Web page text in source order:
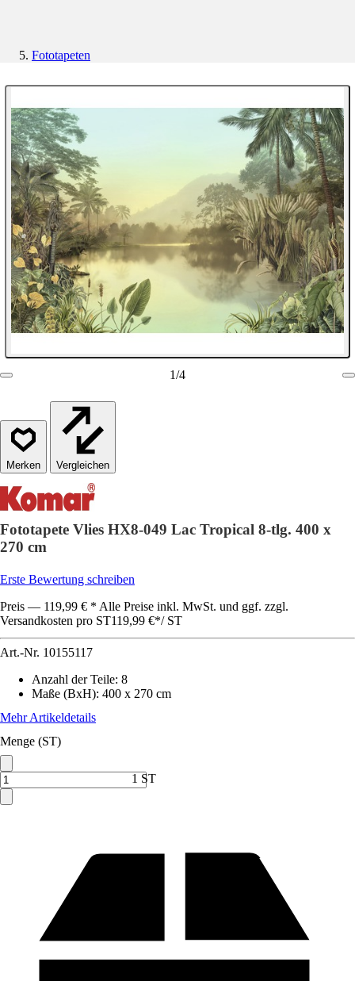
Fototapeten
1/4
Vergleichen
Fototapete Vlies HX8-049 Lac Tropical 8-tlg. 400 x
270 cm
Erste Bewertung schreiben
Preis — 119,99 € * Alle Preise inkl. MwSt. und ggf. zzgl.
Versandkosten pro ST119,99 €*/ ST
Art.-Nr. 10155117
Anzahl der Teile: 8
Maße (BxH): 400 x 270 cm
Mehr Artikeldetails
Menge (ST)
1 ST